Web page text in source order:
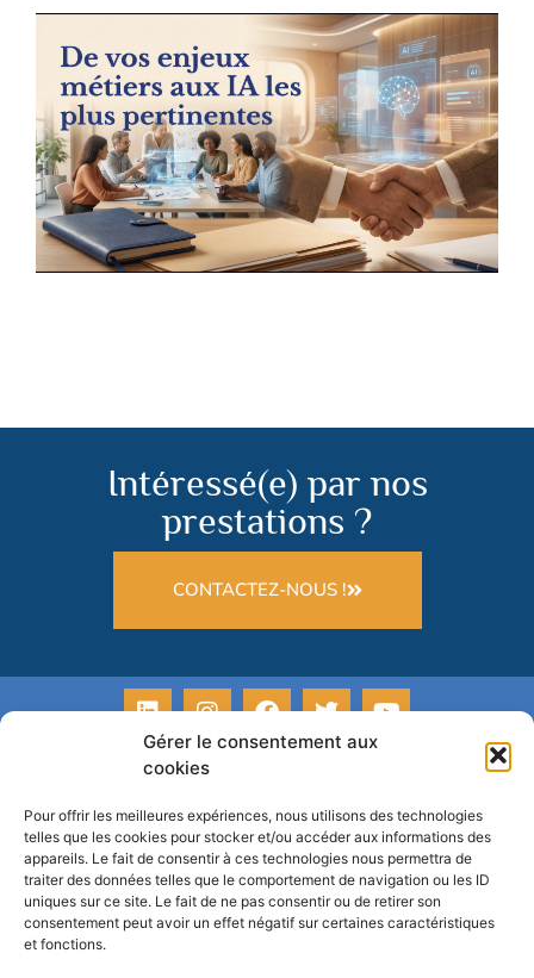
Gérer le consentement aux
cookies
Pour offrir les meilleures expériences, nous utilisons des technologies
telles que les cookies pour stocker et/ou accéder aux informations des
appareils. Le fait de consentir à ces technologies nous permettra de
traiter des données telles que le comportement de navigation ou les ID
uniques sur ce site. Le fait de ne pas consentir ou de retirer son
consentement peut avoir un effet négatif sur certaines caractéristiques
et fonctions.
Intéressé(e) par nos
prestations ?
CONTACTEZ-NOUS !